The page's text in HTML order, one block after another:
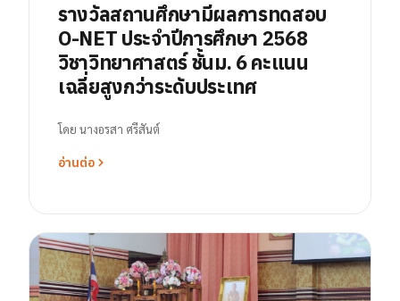
รางวัลสถานศึกษามีผลการทดสอบ
O-NET ประจำปีการศึกษา 2568
วิชาวิทยาศาสตร์ ชั้นม. 6 คะแนน
เฉลี่ยสูงกว่าระดับประเทศ
โดย นางอรสา ศรีสันต์
อ่านต่อ